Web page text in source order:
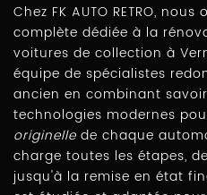
Chez FK AUTO RETRO,
complète dédiée à la
voitures de collection à
équipe de spécialistes
ancien en combinant
technologies modernes
originelle de chaque
charge toutes les étapes,
jusqu'à la remise en état